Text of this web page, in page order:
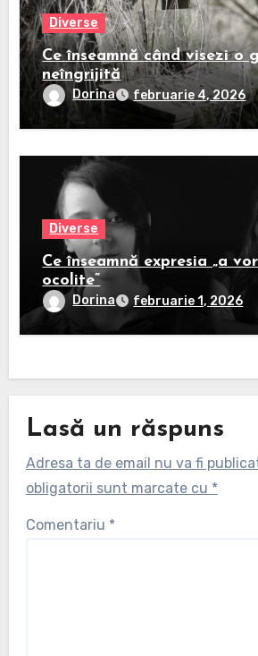
Diverse
Ce înseamnă când visezi o
neîngrijită
Dorina februarie 4, 2026
Diverse
Ce înseamnă expresia „a
ocolite”
Dorina februarie 1, 2026
Lasă un răspuns
Adresa ta de email nu va fi
obligatorii sunt marcate cu *
Comentariu *